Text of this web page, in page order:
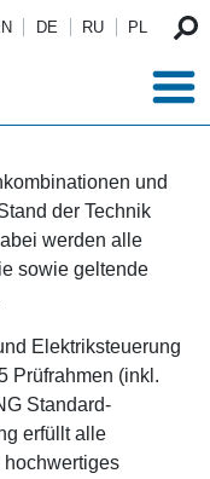
DE RU PL
und
der Technik
werden alle
sowie geltende
Elektriksteuerung
Prüfrahmen (inkl.
Standard-
erfüllt alle